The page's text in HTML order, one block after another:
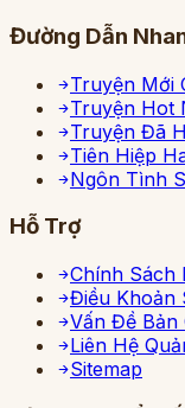
Đường Dẫn
Truyện Mới
Truyện Hot
Truyện Đã
Tiên Hiệp
Ngôn Tình
Hỗ Trợ
Chính Sách
Điều Khoản
Vấn Đề Bản
Liên Hệ
Sitemap